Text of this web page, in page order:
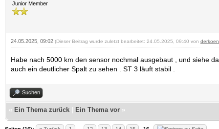
Junior Member
24.05.2025, 09:02 (Dieser Beitrag wurde zuletzt bearbeitet: 24.05.2025, 09:40 von
Habe nach 5000 km den sensor nochmal ausgebaut , und siehe
auch ein deutlicher Spalt zu sehen . ST 3 läuft stabil .
Suchen
« Ein Thema zurück Ein Thema vor »